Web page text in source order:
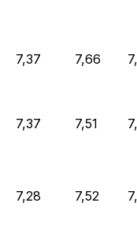
7,37 7,66
7,37 7,51
7,28 7,52